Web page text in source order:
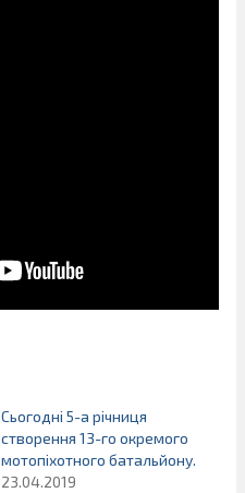
Сьогодні 5-а річниця
створення 13-го окремого
мотопіхотного батальйону.
23.04.2019